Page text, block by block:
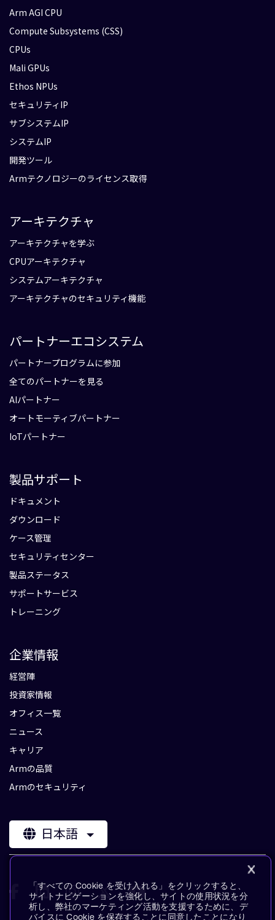
Arm AGI CPU
Compute Subsystems (CSS)
CPUs
Mali GPUs
Ethos NPUs
セキュリティIP
サブシステムIP
システムIP
開発ツール
Armテクノロジーのライセンス取得
アーキテクチャ
アーキテクチャを学ぶ
CPUアーキテクチャ
システムアーキテクチャ
アーキテクチャのセキュリティ機能
パートナーエコシステム
パートナープログラムに参加
全てのパートナーを見る
AIパートナー
オートモーティブパートナー
IoTパートナー
製品サポート
ドキュメント
ダウンロード
ケース管理
セキュリティセンター
製品ステータス
サポートサービス
トレーニング
企業情報
経営陣
投資家情報
オフィス一覧
ニュース
キャリア
Armの品質
Armのセキュリティ
日本語
「すべての Cookie を受け入れる」をクリックすると、
サイトナビゲーションを強化し、サイトの使用状況を分
析し、弊社のマーケティング活動を支援するために、デ
バイスに Cookie を保存することに同意したことになり